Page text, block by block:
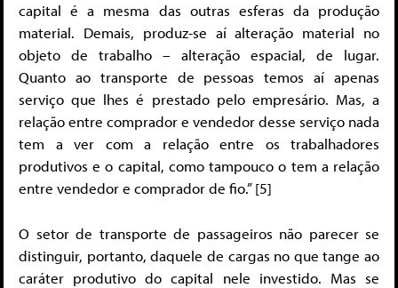
capital é a mesma das outras esferas da produção
material. Demais, produz-se aí alteração material no
objeto de trabalho – alteração espacial, de lugar.
Quanto ao transporte de pessoas temos aí apenas
serviço que lhes é prestado pelo empresário. Mas, a
relação entre comprador e vendedor desse serviço nada
tem a ver com a relação entre os trabalhadores
produtivos e o capital, como tampouco o tem a relação
entre vendedor e comprador de fio.” [5]
O setor de transporte de passageiros não parecer se
distinguir, portanto, daquele de cargas no que tange ao
caráter produtivo do capital nele investido. Mas se